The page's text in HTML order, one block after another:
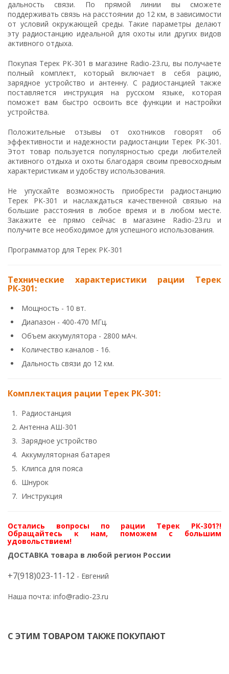
дальность связи. По прямой линии вы сможете
поддерживать связь на расстоянии до 12 км, в зависимости
от условий окружающей среды. Такие параметры делают
эту радиостанцию идеальной для охоты или других видов
активного отдыха.
Покупая Терек РК-301 в магазине Radio-23.ru, вы получаете
полный комплект, который включает в себя рацию,
зарядное устройство и антенну. С радиостанцией также
поставляется инструкция на русском языке, которая
поможет вам быстро освоить все функции и настройки
устройства.
Положительные отзывы от охотников говорят об
эффективности и надежности радиостанции Терек РК-301.
Этот товар пользуется популярностью среди любителей
активного отдыха и охоты благодаря своим превосходным
характеристикам и удобству использования.
Не упускайте возможность приобрести радиостанцию
Терек РК-301 и наслаждаться качественной связью на
большие расстояния в любое время и в любом месте.
Закажите ее прямо сейчас в магазине Radio-23.ru и
получите все необходимое для успешного использования.
Программатор для Терек РК-301
Технические характеристики рации Терек
РК-301:
Мощность - 10 вт.
Диапазон - 400-470 МГц.
Объем аккумулятора - 2800 мАч.
Количество каналов - 16.
Дальность связи до 12 км.
Комплектация рации Терек РК-301:
Радиостанция
Антенна АШ-301
Зарядное устройство
Аккумуляторная батарея
Клипса для пояса
Шнурок
Инструкция
Остались вопросы по рации Терек РК-301?!
Обращайтесь к нам, поможем с большим
удовольствием!
ДОСТАВКА товара в любой регион России
+7(918)023-11-12 - Евгений
Наша почта: info@radio-23.ru
С ЭТИМ ТОВАРОМ ТАКЖЕ ПОКУПАЮТ